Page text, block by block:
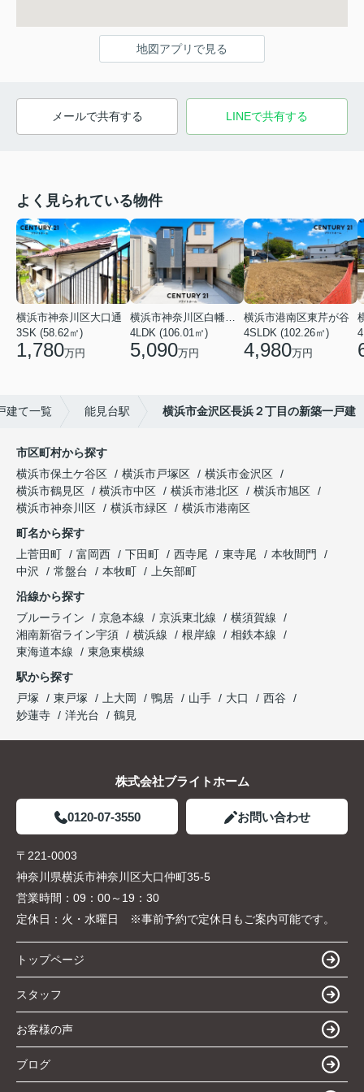
地図アプリで見る
メールで共有する LINEで共有する
よく見られている物件
横浜市神奈川区大口通
3SK (58.62㎡)
1,780万円
横浜市神奈川区白幡東町
4LDK (106.01㎡)
5,090万円
横浜市港南区東芹が谷
4SLDK (102.26㎡)
4,980万円
建て一覧 能見台駅 横浜市金沢区長浜２丁目の新築一戸建
市区町村から探す
横浜市保土ケ谷区
横浜市戸塚区
横浜市金沢区
横浜市鶴見区
横浜市中区 横浜市港北区
横浜市旭区
横浜市神奈川区
横浜市緑区
横浜市港南区
町名から探す
上菅田町
富岡西 下田町 西寺尾 東寺尾
本牧間門
中沢
常盤台 本牧町
上矢部町
沿線から探す
ブルーライン
京急本線 京浜東北線
横須賀線
湘南新宿ライン宇須
横浜線 根岸線
相鉄本線
東海道本線
東急東横線
駅から探す
戸塚
東戸塚 上大岡 鴨居 山手 大口
西谷
妙蓮寺
洋光台 鶴見
株式会社ブライトホーム
0120-07-3550 お問い合わせ
〒221-0003
神奈川県横浜市神奈川区大口仲町35-5
営業時間： 09：00～19：30
定休日： 火・水曜日 ※事前予約で定休日もご案内可能です。
トップページ
スタッフ
お客様の声
ブログ